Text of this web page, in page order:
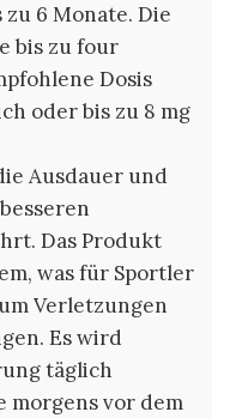
6 Monate. Die
bis zu four
Dosis
oder bis zu 8 mg
Ausdauer und
Das Produkt
was für Sportler
Verletzungen
Es wird
täglich
morgens vor dem